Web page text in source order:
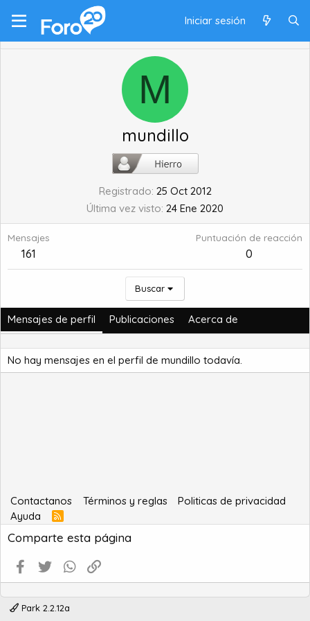
Iniciar sesión
M
mundillo
Registrado 25 Oct 2012
Última vez visto 24 Ene 2020
Mensajes
161
Puntuación de reacción
0
Buscar
Mensajes de perfil Publicaciones Acerca de
No hay mensajes en el perfil de mundillo todavía.
Contactanos Términos y reglas
Politicas de privacidad
Ayuda
R
S
S
Comparte esta página
Facebook
Twitter WhatsApp
Park 2.2.12a